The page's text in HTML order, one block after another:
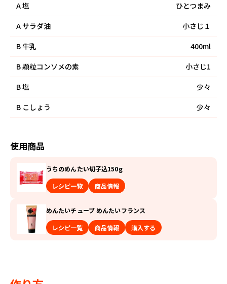
A塩
ひとつまみ
Aサラダ油
小さじ１
B牛乳
400ml
B顆粒コンソメの素
小さじ1
B塩
少々
B こしょう 少々
使用商品
うちのめんたい切子込150g
レシピ一覧
商品情報
めんたいチューブ めんたいフランス
レシピ一覧
商品情報 購入する